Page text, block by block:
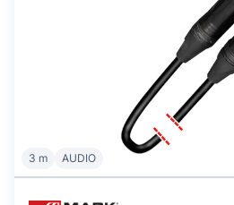
3 m AUDIO